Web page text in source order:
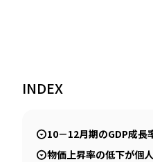
INDEX
10－12月期のGDP成長
物価上昇率の低下が個